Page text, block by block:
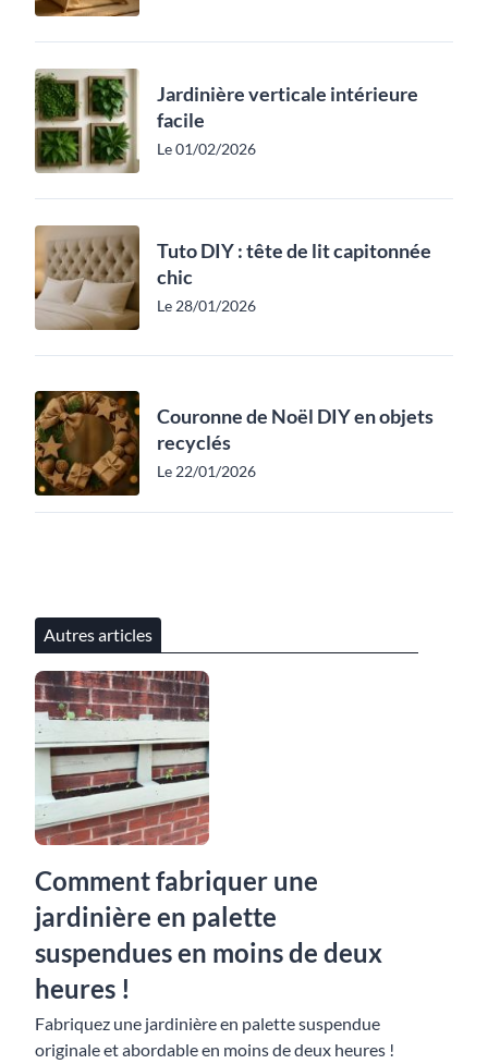
Jardinière verticale intérieure
facile
Le 01/02/2026
Tuto DIY : tête de lit capitonnée
chic
Le 28/01/2026
Couronne de Noël DIY en objets
recyclés
Le 22/01/2026
Autres articles
Comment fabriquer une
jardinière en palette
suspendues en moins de deux
heures !
Fabriquez une jardinière en palette suspendue
originale et abordable en moins de deux heures !